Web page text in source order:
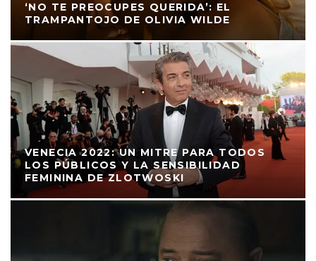
‘NO TE PREOCUPES QUERIDA’: EL
TRAMPANTOJO DE OLIVIA WILDE
VENECIA 2022: UN MITRE PARA TODOS
LOS PÚBLICOS Y LA SENSIBILIDAD
FEMININA DE ZLOTWOSKI